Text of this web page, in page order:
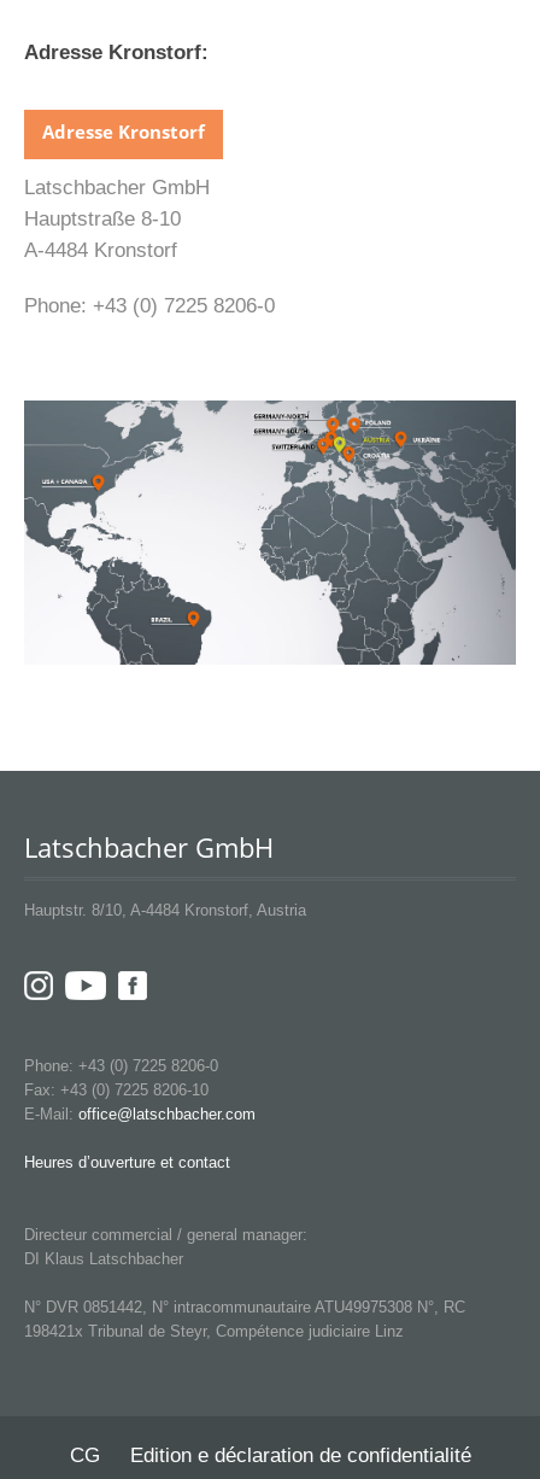
Adresse Kronstorf:
Adresse Kronstorf
Latschbacher GmbH
Hauptstraße 8-10
A-4484 Kronstorf
Phone: +43 (0) 7225 8206-0
Latschbacher GmbH
Hauptstr. 8/10, A-4484 Kronstorf, Austria
Phone: +43 (0) 7225 8206-0
Fax: +43 (0) 7225 8206-10
E-Mail: office@latschbacher.com
Heures d’ouverture et contact
Directeur commercial / general manager:
DI Klaus Latschbacher
N° DVR 0851442, N° intracommunautaire ATU49975308 N°, RC
198421x Tribunal de Steyr, Compétence judiciaire Linz
CG
Edition e déclaration de confidentialité